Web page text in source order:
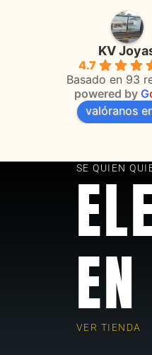
KV
4.7
Basado en 93
powered by G
valóranos
Adriana
hace 3 meses
Muy buena
orientaciones
SE QUIEN
VER TIENDA